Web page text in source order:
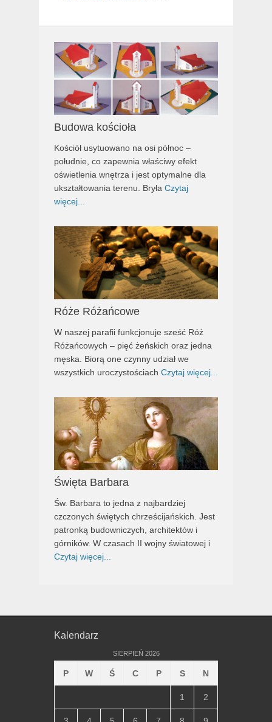
Budowa kościoła
Kościół usytuowano na osi północ –
południe, co zapewnia właściwy efekt
oświetlenia wnętrza i jest optymalne dla
ukształtowania terenu. Bryła Czytaj
więcej...
Róże Różańcowe
W naszej parafii funkcjonuje sześć Róż
Różańcowych – pięć żeńskich oraz jedna
męska. Biorą one czynny udział we
wszystkich uroczystościach Czytaj więcej...
Święta Barbara
Św. Barbara to jedna z najbardziej
czczonych świętych chrześcijańskich. Jest
patronką budowniczych, architektów i
górników. W czasach II wojny światowej i
Czytaj więcej...
Kalendarz
SIERPIEŃ 2026
P W Ś C P S N
1 2